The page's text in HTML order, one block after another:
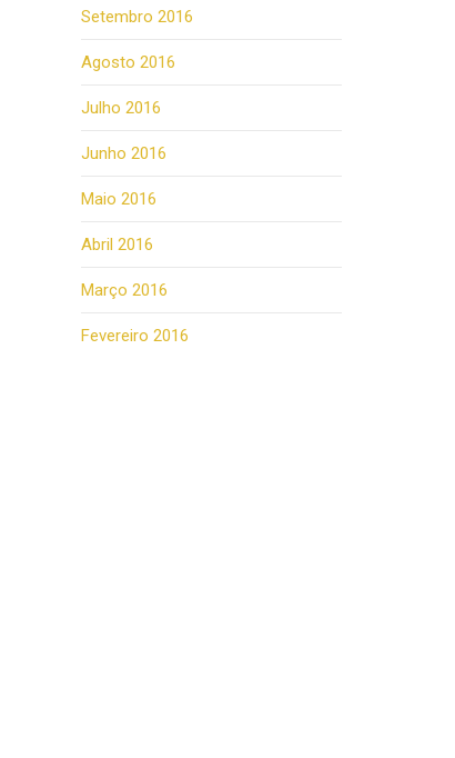
Setembro 2016
Agosto 2016
Julho 2016
Junho 2016
Maio 2016
Abril 2016
Março 2016
Fevereiro 2016